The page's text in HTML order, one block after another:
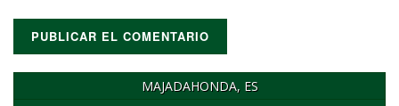
MAJADAHONDA, ES